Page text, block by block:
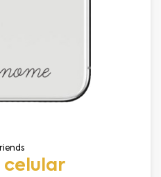
celular